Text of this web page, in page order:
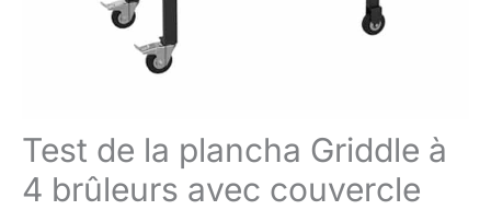
Test de la plancha Griddle à
4 brûleurs avec couvercle